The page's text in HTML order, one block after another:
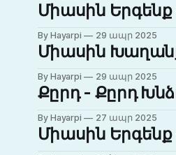
Միասին Երգենք
By Hayarpi 29 ապր 2025
Միասին
By Hayarpi 29 ապր 2025
Քըրդ - Քըրդ
By Hayarpi 27 ապր 2025
Միասին Երգենք